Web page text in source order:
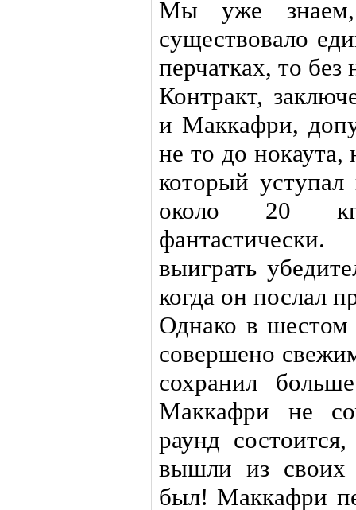
Мы уже
существовало
перчатках, то
Контракт,
и Маккафри,
не то до
который
около 20
выиграть
когда он послал
Однако в шестом
совершено
сохранил
Маккафри не
раунд
вышли из своих
был! Маккафри